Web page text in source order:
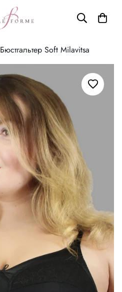
Бюстгальтер Soft Milavitsa